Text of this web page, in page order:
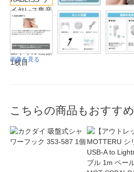
画像を見る
こちらの商品もおすすめ